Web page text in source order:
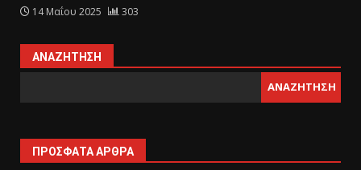
14 Μαΐου 2025 303
ΑΝΑΖΉΤΗΣΗ
ΑΝΑΖΉΤΗΣΗ
ΠΡΌΣΦΑΤΑ ΆΡΘΡΑ